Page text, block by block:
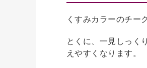
くすみカラーのチー
とくに、一見しっく
えやすくなります。